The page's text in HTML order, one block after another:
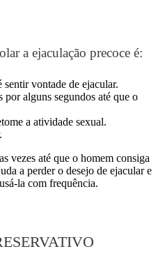
a ejaculação precoce é:
vontade de ejacular.
por alguns segundos até que o
a atividade sexual.
vezes até que o homem consiga
a perder o desejo de ejacular e
la com frequência.